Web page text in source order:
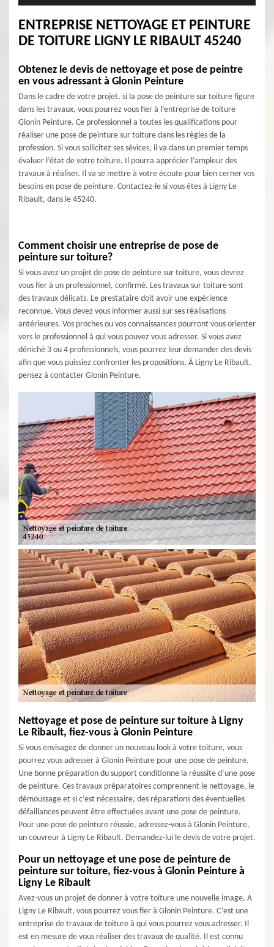
ENTREPRISE NETTOYAGE ET PEINTURE
DE TOITURE LIGNY LE RIBAULT 45240
Obtenez le devis de nettoyage et pose de peintre
en vous adressant à Glonin Peinture
Dans le cadre de votre projet, si la pose de peinture sur toiture figure
dans les travaux, vous pourrez vous fier à l’entreprise de toiture
Glonin Peinture. Ce professionnel a toutes les qualifications pour
réaliser une pose de peinture sur toiture dans les règles de la
profession. Si vous sollicitez ses sévices, il va dans un premier temps
évaluer l’état de votre toiture. Il pourra apprécier l’ampleur des
travaux à réaliser. Il va se mettre à votre écoute pour bien cerner vos
besoins en pose de peinture. Contactez-le si vous êtes à Ligny Le
Ribault, dans le 45240.
Comment choisir une entreprise de pose de
peinture sur toiture?
Si vous avez un projet de pose de peinture sur toiture, vous devrez
vous fier à un professionnel, confirmé. Les travaux sur toiture sont
des travaux délicats. Le prestataire doit avoir une expérience
reconnue. Vous devez vous informer aussi sur ses réalisations
antérieures. Vos proches ou vos connaissances pourront vous orienter
vers le professionnel à qui vous pouvez vous adresser. Si vous avez
déniché 3 ou 4 professionnels, vous pourrez leur demander des devis
afin que vous puissiez confronter les propositions. À Ligny Le Ribault,
pensez à contacter Glonin Peinture.
Nettoyage et pose de peinture sur toiture à Ligny
Le Ribault, fiez-vous à Glonin Peinture
Si vous envisagez de donner un nouveau look à votre toiture, vous
pourrez vous adresser à Glonin Peinture pour une pose de peinture.
Une bonne préparation du support conditionne la réussite d’une pose
de peinture. Ces travaux préparatoires comprennent le nettoyage, le
démoussage et si c’est nécessaire, des réparations des éventuelles
défaillances peuvent être effectuées avant une pose de peinture.
Pour une pose de peinture réussie, adressez-vous à Glonin Peinture,
un couvreur à Ligny Le Ribault. Demandez-lui le devis de votre projet.
Pour un nettoyage et une pose de peinture de
peinture sur toiture, fiez-vous à Glonin Peinture à
Ligny Le Ribault
Avez-vous un projet de donner à votre toiture une nouvelle image, A
Ligny Le Ribault, vous pourrez vous fier à Glonin Peinture. C’est une
entreprise de travaux de toiture à qui vous pourrez vous adresser. Il
est en mesure de vous réaliser des travaux de qualité. Il est connu